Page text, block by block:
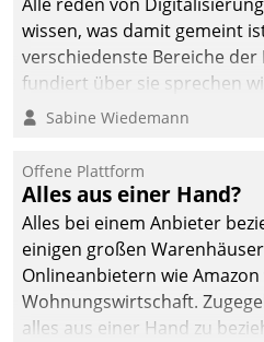
wissen, was damit gemeint
verschiedenste Bereiche
fundiert über sie sprechen
klären. Ein Aspekt ist die
Einsparungen durch
Prozesse. Doch man darf
mit der Einführung einer
getan. Die Digitalisierung
die Bereitschaft, sich zu
und zu verändern.
Sabine Wiedemann
Offene Plattform
Alles aus einer Hand?
Alles bei einem Anbieter
einigen großen
Onlineanbietern wie
Wohnungswirtschaft.
alles aus einer Hand zu